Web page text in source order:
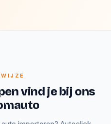
vind je bij ons